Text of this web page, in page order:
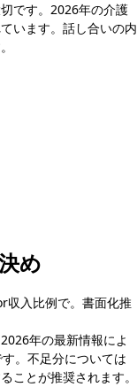
です。2026年の介護
います。話し合いの内
め
収入比例で。書面化推
年の最新情報によ
。不足分については
ことが推奨されます。